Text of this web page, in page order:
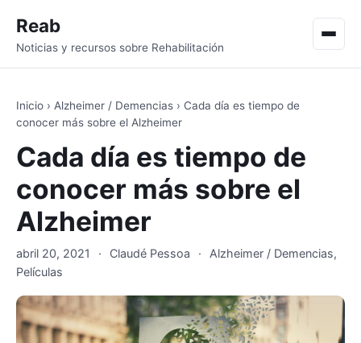
Reab
Noticias y recursos sobre Rehabilitación
Inicio › Alzheimer / Demencias › Cada día es tiempo de
conocer más sobre el Alzheimer
Cada día es tiempo de
conocer más sobre el
Alzheimer
abril 20, 2021 · Claudé Pessoa · Alzheimer / Demencias,
Películas